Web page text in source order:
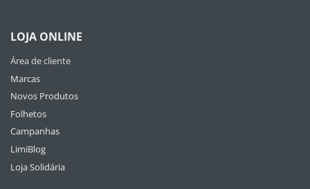
LOJA ONLINE
Área de cliente
Marcas
Novos Produtos
Folhetos
Campanhas
LimiBlog
Loja Solidária